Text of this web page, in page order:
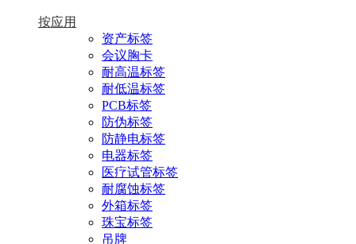
按应用
资产标签
会议胸卡
耐高温标签
耐低温标签
PCB标签
防伪标签
防静电标签
电器标签
医疗试管标签
耐腐蚀标签
外箱标签
珠宝标签
吊牌